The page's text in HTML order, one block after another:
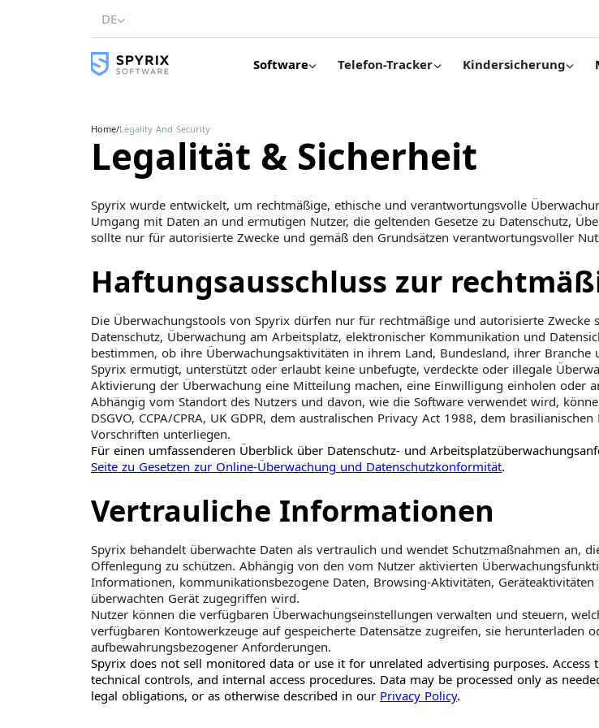
DE
Software Telefon-Tracker Kindersicherung
Home/Legality And Security
Legalität & Sicherheit
Spyrix wurde entwickelt, um rechtmäßige, ethische und verantwortungsvolle
Umgang mit Daten an und ermutigen Nutzer, die geltenden Gesetze zu Datenschutz,
sollte nur für autorisierte Zwecke und gemäß den Grundsätzen verantwortungsvoller
Haftungsausschluss zur
Die Überwachungstools von Spyrix dürfen nur für rechtmäßige und autorisierte
Datenschutz, Überwachung am Arbeitsplatz, elektronischer Kommunikation und
bestimmen, ob ihre Überwachungsaktivitäten in ihrem Land, Bundesland, ihrer
Spyrix ermutigt, unterstützt oder erlaubt keine unbefugte, verdeckte oder illegale
Aktivierung der Überwachung eine Mitteilung machen, eine Einwilligung einholen oder
Abhängig vom Standort des Nutzers und davon, wie die Software verwendet wird,
DSGVO, CCPA/CPRA, UK GDPR, dem australischen Privacy Act 1988, dem
Vorschriften unterliegen.
Für einen umfassenderen Überblick über Datenschutz- und
Seite zu Gesetzen zur Online-Überwachung und Datenschutzkonformität.
Vertrauliche Informationen
Spyrix behandelt überwachte Daten als vertraulich und wendet Schutzmaßnahmen an,
Offenlegung zu schützen. Abhängig von den vom Nutzer aktivierten
Informationen, kommunikationsbezogene Daten, Browsing-Aktivitäten,
überwachten Gerät zugegriffen wird.
Nutzer können die verfügbaren Überwachungseinstellungen verwalten und steuern,
verfügbaren Kontowerkzeuge auf gespeicherte Datensätze zugreifen, sie herunterladen
aufbewahrungsbezogener Anforderungen.
Spyrix does not sell monitored data or use it for unrelated advertising purposes.
technical controls, and internal access procedures. Data may be processed only as
legal obligations, or as otherwise described in our Privacy Policy.